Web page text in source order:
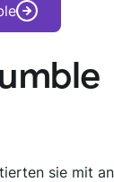
sie mit